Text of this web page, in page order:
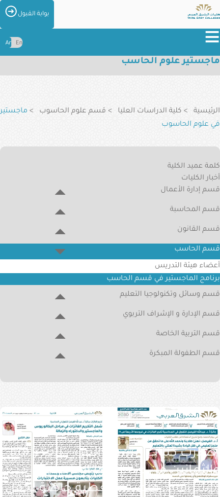
تجاوز
إلى
المحتوى
بوابة القبول
≡
الكليات
القبول
والإدارات
الطلاب
الإلكترونية
البوابة
الإعلامية
تواصل
معنا
En
Ar
ماجستير علوم الحاسب
الرئيسية كلية الدراسات العليا قسم علوم الحاسوب
ماجستير
في علوم الحاسوب
College
Menu
كلمة عميد الكلية
أخبار الكليات
قسم إدارة الأعمال
قسم المحاسبة
قسم القانون
قسم الحاسب
أعضاء هيئة التدريس
برنامج الماجستير في قسم الحاسب
قسم وسائل وتكنولوجيا التعليم
قسم الإدارة و الإشراف التربوي
قسم التربية الخاصة
قسم الطفولة المبكرة
أصدرت كليات الشرق العربي العدد الثاني
والثمانين من صحيفتها الجامعية
«إشراقة»، متضمّنًا تغطية خاصة لحفل